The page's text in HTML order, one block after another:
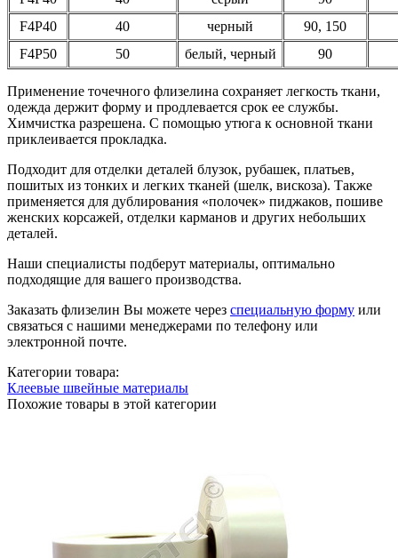
F4P40
40 черный
90, 150
F4P50
50 белый, черный 90
Применение точечного флизелина сохраняет легкость ткани,
одежда держит форму и продлевается срок ее службы.
Химчистка разрешена. С помощью утюга к основной ткани
приклеивается прокладка.
Подходит для отделки деталей блузок, рубашек, платьев,
пошитых из тонких и легких тканей (шелк, вискоза). Также
применяется для дублирования «полочек» пиджаков, пошиве
женских корсажей, отделки карманов и других небольших
деталей.
Наши специалисты подберут материалы, оптимально
подходящие для вашего производства.
Заказать флизелин Вы можете через специальную форму или
связаться с нашими менеджерами по телефону или
электронной почте.
Категории товара:
Клеевые швейные материалы
Похожие товары в этой категории